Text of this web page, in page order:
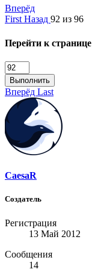
Вперёд
First Назад 92 из 96
Перейти к странице
Выполнить
Вперёд Last
CaesaR
Создатель
Регистрация
13 Май 2012
Сообщения
14